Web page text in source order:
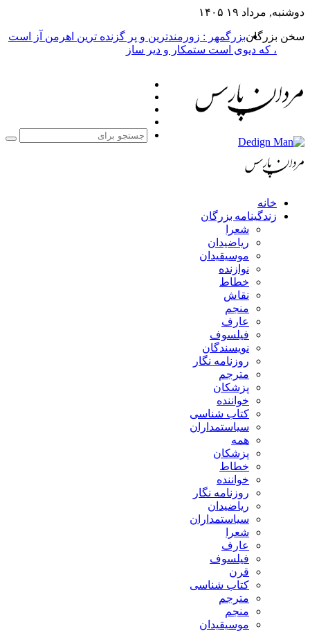
دوشنبه, مرداد ۱۹ ۱۴۰۵
سخن بزرگانبزرگمهر : زورمندترین و پر گزنده ترین اهرمن آز است
، که دیوی است ستمکار و دیر ساز
خانه
زندگینامه بزرگان
شعرا
ریاضیدان
موسیقیدان
نوازنده
خطاط
نقاش
منجم
عارف
فیلسوف
نویسندگان
روزنامه نگار
مترجم
پزشکان
خواننده
کتاب شناسی
سیاستمداران
همه
پزشکان
خطاط
خواننده
روزنامه نگار
ریاضیدان
سیاستمداران
شعرا
عارف
فیلسوف
قرن
کتاب شناسی
مترجم
منجم
موسیقیدان